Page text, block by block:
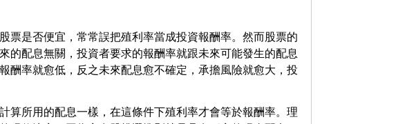
票是否便宜，常常誤把殖利率當成投資報酬率。然而股票的
的配息無關，投資者要求的報酬率就跟未來可能發生的配息
酬率就愈低，反之未來配息愈不確定，承擔風險就愈大，投
算所用的配息一樣，在這條件下殖利率才會等於報酬率。理